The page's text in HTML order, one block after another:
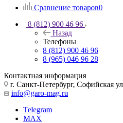
Сравнение товаров0
8 (812) 900 46 96
Назад
Телефоны
8 (812) 900 46 96
8 (965) 046 96 28
Контактная информация
г. Санкт-Петербург, Софийская
info@garo-mag.ru
Telegram
MAX